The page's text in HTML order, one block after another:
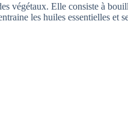
végétaux. Elle consiste à
les huiles essentielles et